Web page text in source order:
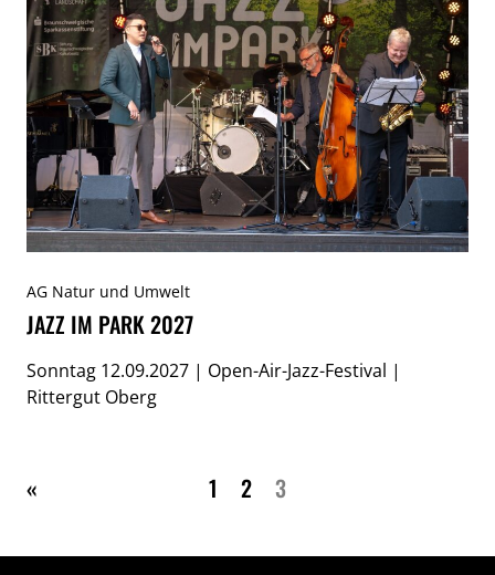
AG Natur und Umwelt
JAZZ IM PARK 2027
Sonntag 12.09.2027 | Open-Air-Jazz-Festival |
Rittergut Oberg
«Vorherige 1 2 3